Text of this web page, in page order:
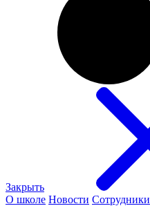
Закрыть
О школе Новости Сотрудники